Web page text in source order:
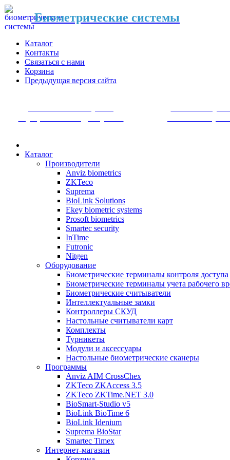
Биометрические системы
Каталог
Контакты
Связаться с нами
Корзина
Предыдущая версия сайта
Каталог
Производители
Anviz biometrics
ZKTeco
Suprema
BioLink Solutions
Ekey biometric systems
Prosoft biometrics
Smartec security
InTime
Futronic
Nitgen
Оборудование
Биометрические терминалы контроля доступа
Биометрические терминалы учета рабочего
Биометрические считыватели
Интеллектуальные замки
Контроллеры СКУД
Настольные считыватели карт
Комплекты
Турникеты
Модули и аксессуары
Настольные биометрические сканеры
Программы
Anviz AIM CrossChex
ZKTeco ZKAccess 3.5
ZKTeco ZKTime.NET 3.0
BioSmart-Studio v5
BioLink BioTime 6
BioLink Idenium
Suprema BioStar
Smartec Timex
Интернет-магазин